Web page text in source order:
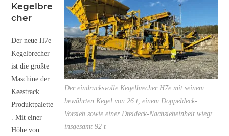
Der eindrucksvolle Kegelbrecher H7e mit seinem
bewährten Kegel von 26 t, einem Doppeldeck-
Vorsieb sowie einer Dreideck-Nachsiebeinheit wiegt
insgesamt 92 t
Kegelbre
cher
Der neue H7e
Kegelbrecher
ist die größte
Maschine der
Keestrack
Produktpalette
. Mit einer
Höhe von